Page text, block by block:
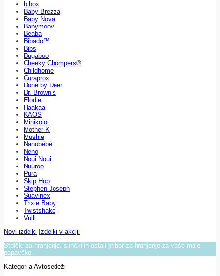
b.box
Baby Brezza
Baby Nova
Babymoov
Beaba
Bibado™
Bibs
Bugaboo
Cheeky Chompers®
Childhome
Curaprox
Done by Deer
Dr. Brown’s
Elodie
Haakaa
KAOS
Minikoioi
Mother-K
Mushie
Nanobébé
Neno
Noui Noui
Nuuroo
Pura
Skip Hop
Stephen Joseph
Suavinex
Trixie Baby
Twistshake
Vulli
Novi izdelki Izdelki v akciji
Stolčki za hranjenje, slinčki in ostali pribor za hranjenje za vaše male
papavčke.
Kategorija Avtosedeži